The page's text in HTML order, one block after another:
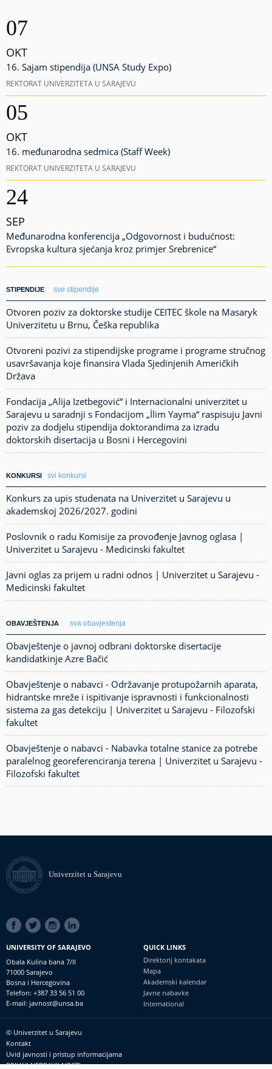
07
OKT
16. Sajam stipendija (UNSA Study Expo)
REKTORAT UNIVERZITETA U SARAJEVU
05
OKT
16. međunarodna sedmica (Staff Week)
REKTORAT UNIVERZITETA U SARAJEVU
24
SEP
Međunarodna konferencija „Odgovornost i budućnost:
Evropska kultura sjećanja kroz primjer Srebrenice“
STIPENDIJE sve stipendije
Otvoren poziv za doktorske studije CEITEC škole na Masaryk
Univerzitetu u Brnu, Češka republika
Otvoreni pozivi za stipendijske programe i programe stručnog
usavršavanja koje finansira Vlada Sjedinjenih Američkih
Država
Fondacija „Alija Izetbegović“ i Internacionalni univerzitet u
Sarajevu u saradnji s Fondacijom „İlim Yayma“ raspisuju Javni
poziv za dodjelu stipendija doktorandima za izradu
doktorskih disertacija u Bosni i Hercegovini
KONKURSI svi konkursi
Konkurs za upis studenata na Univerzitet u Sarajevu u
akademskoj 2026/2027. godini
Poslovnik o radu Komisije za provođenje Javnog oglasa |
Univerzitet u Sarajevu - Medicinski fakultet
Javni oglas za prijem u radni odnos | Univerzitet u Sarajevu -
Medicinski fakultet
OBAVJEŠTENJA sva obavjestenja
Obavještenje o javnoj odbrani doktorske disertacije
kandidatkinje Azre Bačić
Obavještenje o nabavci - Održavanje protupožarnih aparata,
hidrantske mreže i ispitivanje ispravnosti i funkcionalnosti
sistema za gas detekciju | Univerzitet u Sarajevu - Filozofski
fakultet
Obavještenje o nabavci - Nabavka totalne stanice za potrebe
paralelnog georeferenciranja terena | Univerzitet u Sarajevu -
Filozofski fakultet
Univerzitet u Sarajevu
SOCIAL
LINKS
UNIVERSITY OF SARAJEVO
Obala Kulina bana 7/II
71000 Sarajevo
Bosna i Hercegovina
Telefon: +387 33 56 51 00
E-mail: javnost@unsa.ba
QUICK LINKS
Direktorij kontakata
Mapa
Akademski kalendar
Javne nabavke
International
Footer
meni
© Univerzitet u Sarajevu
Kontakt
Uvid javnosti i pristup informacijama
PRIJAVI NEPRAVILNOSTI